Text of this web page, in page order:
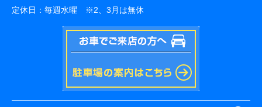
定休日： 毎週水曜 ※2、3月は無休